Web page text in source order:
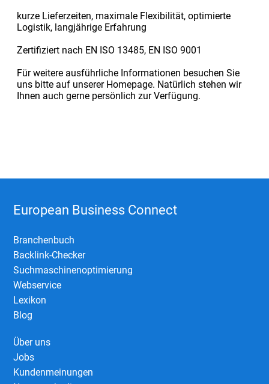
kurze Lieferzeiten, maximale Flexibilität, optimierte
Logistik, langjährige Erfahrung
Zertifiziert nach EN ISO 13485, EN ISO 9001
Für weitere ausführliche Informationen besuchen Sie
uns bitte auf unserer Homepage. Natürlich stehen wir
Ihnen auch gerne persönlich zur Verfügung.
European Business Connect
Branchenbuch
Backlink-Checker
Suchmaschinenoptimierung
Webservice
Lexikon
Blog
Über uns
Jobs
Kundenmeinungen